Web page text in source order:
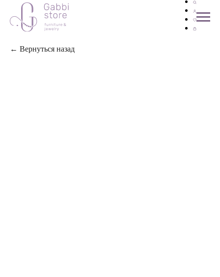
← Вернуться назад